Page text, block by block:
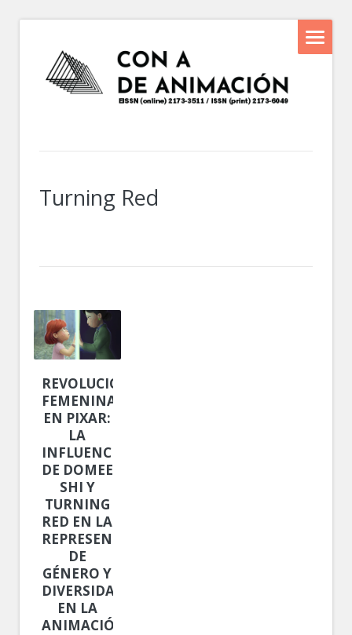
Turning Red
REVOLUCIÓN
FEMENINA
EN PIXAR:
LA
INFLUENCIA
DE DOMEE
SHI Y
TURNING
RED EN LA
REPRESENTACIÓN
DE
GÉNERO Y
DIVERSIDAD
EN LA
ANIMACIÓN